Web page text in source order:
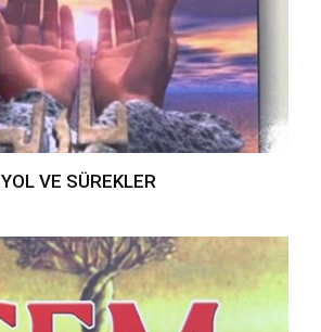
YOL VE SÜREKLER